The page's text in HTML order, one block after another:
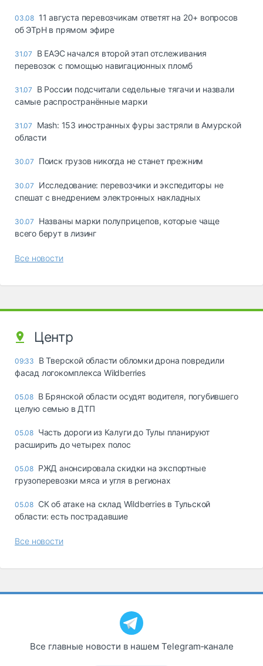
03.08 11 августа перевозчикам ответят на 20+ вопросов
об ЭТрН в прямом эфире
31.07
В ЕАЭС начался второй этап отслеживания
перевозок с помощью навигационных пломб
31.07
В России подсчитали седельные тягачи и назвали
самые распространённые марки
31.07
Mash: 153 иностранных фуры застряли в Амурской
области
30.07 Поиск грузов никогда не станет прежним
30.07
Исследование: перевозчики и экспедиторы не
спешат с внедрением электронных накладных
30.07
Названы марки полуприцепов, которые чаще
всего берут в лизинг
Все новости
Центр
09:33
В Тверской области обломки дрона повредили
фасад логокомплекса Wildberries
05.08 В Брянской области осудят водителя, погубившего
целую семью в ДТП
05.08 Часть дороги из Калуги до Тулы планируют
расширить до четырех полос
05.08 РЖД анонсировала скидки на экспортные
грузоперевозки мяса и угля в регионах
05.08 СК об атаке на склад Wildberries в Тульской
области: есть пострадавшие
Все новости
Все главные новости в нашем Telegram‑канале